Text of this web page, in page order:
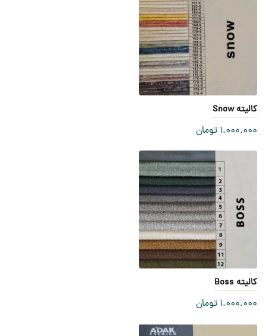
کالیته Snow
1.000.000 تومان
کالیته Boss
1.000.000 تومان